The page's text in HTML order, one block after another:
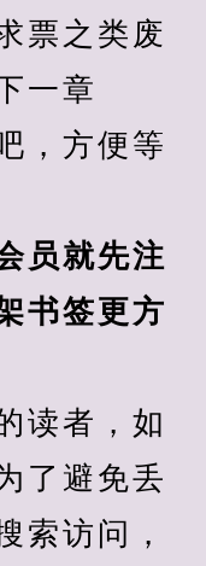
之类废
一章
方便等
就先注
书签更方
者，如
了避免丢
索访问，